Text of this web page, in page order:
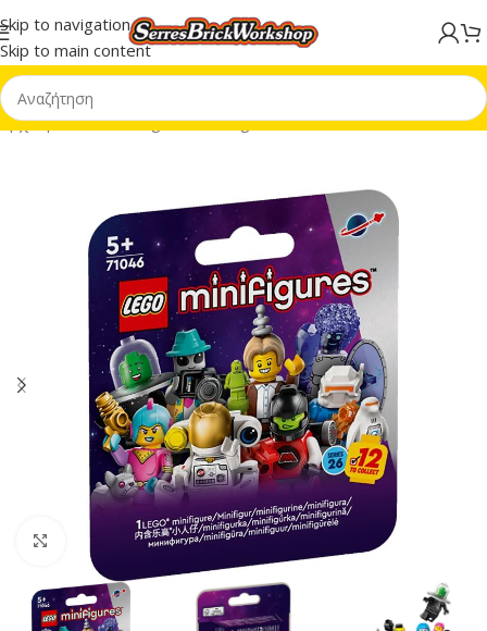
Skip to navigation
Skip to main content
Αρχική σελίδα/Minifigures/Minifigures CMF/CMF Series 26
Click to enlarge